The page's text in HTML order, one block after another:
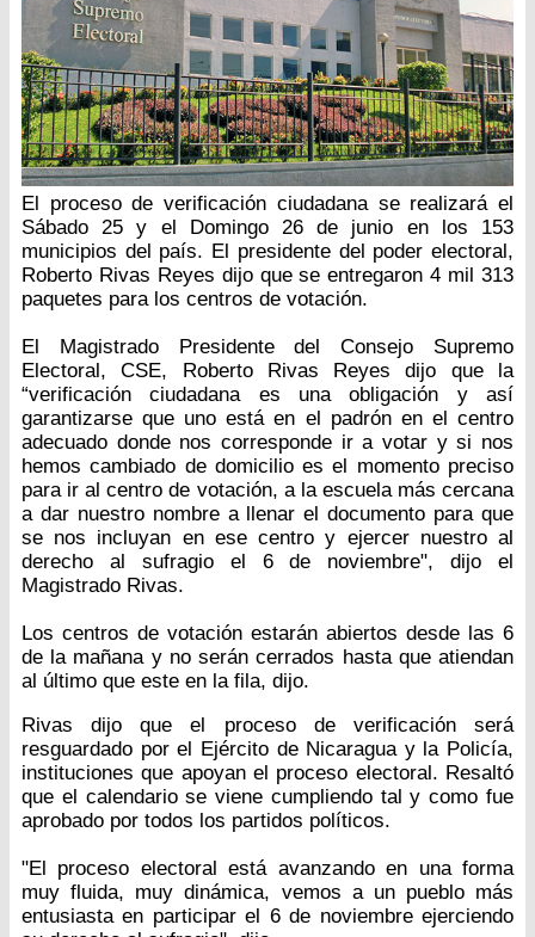
El proceso de verificación ciudadana se realizará el
Sábado 25 y el Domingo 26 de junio en los 153
municipios del país. El presidente del poder electoral,
Roberto Rivas Reyes dijo que se entregaron 4 mil 313
paquetes para los centros de votación.
El Magistrado Presidente del Consejo Supremo
Electoral, CSE, Roberto Rivas Reyes dijo que la
“verificación ciudadana es una obligación y así
garantizarse que uno está en el padrón en el centro
adecuado donde nos corresponde ir a votar y si nos
hemos cambiado de domicilio es el momento preciso
para ir al centro de votación, a la escuela más cercana
a dar nuestro nombre a llenar el documento para que
se nos incluyan en ese centro y ejercer nuestro al
derecho al sufragio el 6 de noviembre", dijo el
Magistrado Rivas.
Los centros de votación estarán abiertos desde las 6
de la mañana y no serán cerrados hasta que atiendan
al último que este en la fila, dijo.
Rivas dijo que el proceso de verificación será
resguardado por el Ejército de Nicaragua y la Policía,
instituciones que apoyan el proceso electoral. Resaltó
que el calendario se viene cumpliendo tal y como fue
aprobado por todos los partidos políticos.
"El proceso electoral está avanzando en una forma
muy fluida, muy dinámica, vemos a un pueblo más
entusiasta en participar el 6 de noviembre ejerciendo